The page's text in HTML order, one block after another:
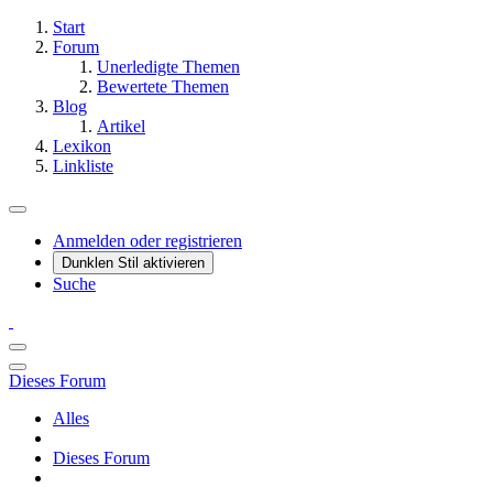
Start
Forum
Unerledigte Themen
Bewertete Themen
Blog
Artikel
Lexikon
Linkliste
Anmelden oder registrieren
Dunklen Stil aktivieren
Suche
Dieses Forum
Alles
Dieses Forum